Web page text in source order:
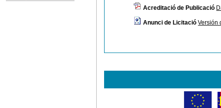
Acreditació de Publicació
Anunci de Licitació Versión